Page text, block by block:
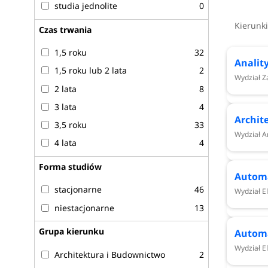
Politechnika Gdańska kierunki -
Politechnika Gdańska
krutacji 2026/2027
pierwszego (39 kierunków) i drugiego (38
zainteresowane podjęciem nauki na PG mogą
niestacjonarnych.
SprawdźPolitechnika Gdańska kierunki 2026/2027
Politechnika Gdańska kierunki studiów - rekrutacja
Analityka gospodarcza - Wydział Zarządzania i
Architektura - Wydział Architektury
Automatyka, cybernetyka i robotyka - Wydział
Automatyka, robotyka i systemy sterowania -
studia jednolite
0
Czas trwania
1,5 roku
32
1,5 roku lub 2 lata
2
2 lata
8
3 lata
4
3,5 roku
33
4 lata
4
Forma studiów
stacjonarne
46
niestacjonarne
13
Grupa kierunku
Architektura i Budownictwo
2
Wydział
Wydział
Wydział
Wydział